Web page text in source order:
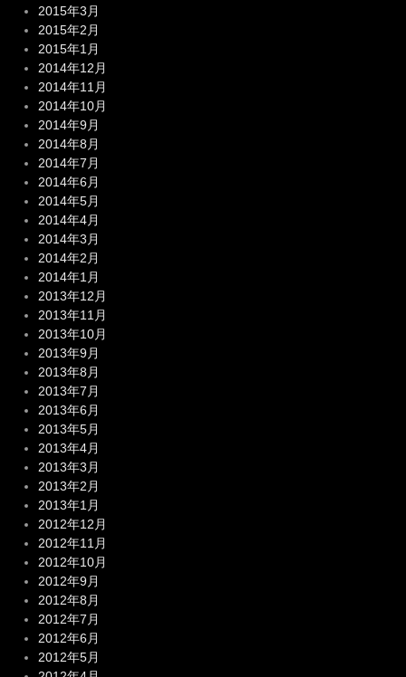
2015年3月
2015年2月
2015年1月
2014年12月
2014年11月
2014年10月
2014年9月
2014年8月
2014年7月
2014年6月
2014年5月
2014年4月
2014年3月
2014年2月
2014年1月
2013年12月
2013年11月
2013年10月
2013年9月
2013年8月
2013年7月
2013年6月
2013年5月
2013年4月
2013年3月
2013年2月
2013年1月
2012年12月
2012年11月
2012年10月
2012年9月
2012年8月
2012年7月
2012年6月
2012年5月